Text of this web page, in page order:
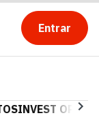
Entrar
INVEST OPINA